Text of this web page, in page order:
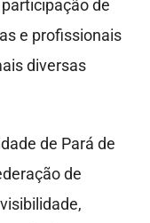
de
e profissionais
diversas
de Pará de
de